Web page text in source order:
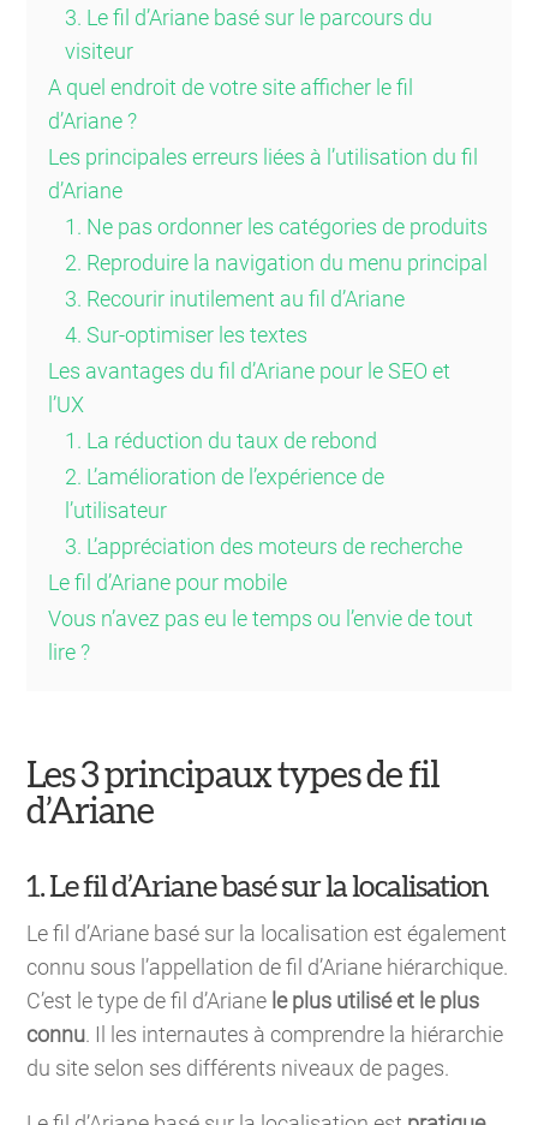
3. Le fil d’Ariane basé sur le parcours du
visiteur
A quel endroit de votre site afficher le fil
d’Ariane ?
Les principales erreurs liées à l’utilisation du fil
d’Ariane
1. Ne pas ordonner les catégories de produits
2. Reproduire la navigation du menu principal
3. Recourir inutilement au fil d’Ariane
4. Sur-optimiser les textes
Les avantages du fil d’Ariane pour le SEO et
l’UX
1. La réduction du taux de rebond
2. L’amélioration de l’expérience de
l’utilisateur
3. L’appréciation des moteurs de recherche
Le fil d’Ariane pour mobile
Vous n’avez pas eu le temps ou l’envie de tout
lire ?
Les 3 principaux types de fil
d’Ariane
1. Le fil d’Ariane basé sur la localisation
Le fil d’Ariane basé sur la localisation est également
connu sous l’appellation de fil d’Ariane hiérarchique.
C’est le type de fil d’Ariane le plus utilisé et le plus
connu. Il les internautes à comprendre la hiérarchie
du site selon ses différents niveaux de pages.